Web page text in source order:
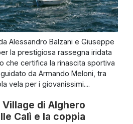
Alessandro Balzani e Giuseppe
la prestigiosa rassegna iridata
che certifica la rinascita sportiva
da Armando Meloni, tra
vela per i giovanissimi....
di Alghero
Calì e la coppia